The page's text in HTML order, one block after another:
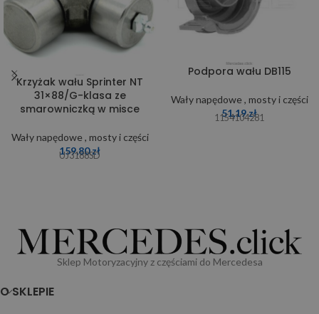
Krzyżak wału Sprinter NT
31×88/G-klasa ze
smarowniczką w misce
Wały napędowe , mosty i części
159,80zł
UJ3188SD
Podpora wału DB115
Wały napędowe , mosty i części
51,19zł
1154104281
Sklep Motoryzacyjny z częściami do Mercedesa
O SKLEPIE